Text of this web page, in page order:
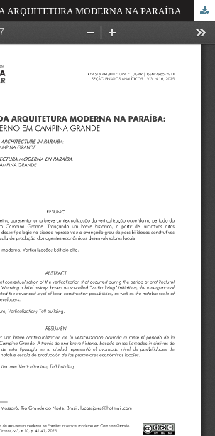
ARQUITETURA MODERNA NA PARAÍBA